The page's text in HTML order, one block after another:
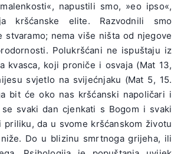
napustili smo, »eo ipso«,
kršćanske elite. Razvodnili smo
stvaramo; nema više ništa od njegove
Polukršćani ne ispuštaju iz
kvasca, koji proniče i osvaja (Mat 13,
svjetlo na svijećnjaku (Mat 5, 15.
bit će oko nas kršćanski napoličari i
svaki dan cjenkati s Bogom i svaki
priliku, da u svome kršćanskom životu
Do u blizinu smrtnoga grijeha, ili